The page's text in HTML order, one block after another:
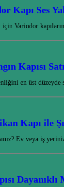
Kapı Ses
Variodor
Kapısı
en üst
Kapı ile
Ev veya iş
Dayanıklı